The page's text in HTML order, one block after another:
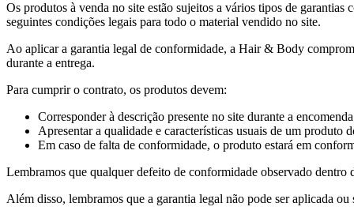
Os produtos à venda no site estão sujeitos a vários tipos de
seguintes condições legais para todo o material vendido no site.
Ao aplicar a garantia legal de conformidade, a Hair & Body
durante a entrega.
Para cumprir o contrato, os produtos devem:
Corresponder à descrição presente no site durante a
Apresentar a qualidade e características usuais de um produto
Em caso de falta de conformidade, o produto estará em
Lembramos que qualquer defeito de conformidade observado dentro
Além disso, lembramos que a garantia legal não pode ser aplicada